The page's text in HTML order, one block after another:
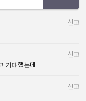
신고
신고
기대했는데
신고